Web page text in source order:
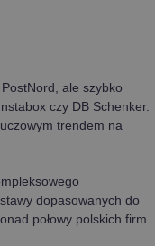
ale szybko
czy DB Schenker.
trendem na
dopasowanych do
połowy polskich firm